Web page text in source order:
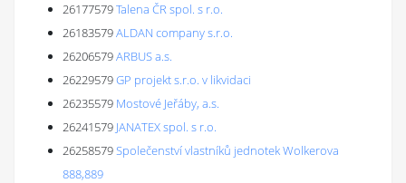
26177579Talena ČR spol. s r.o.
26183579ALDAN company s.r.o.
26206579ARBUS a.s.
26229579GP projekt s.r.o. v likvidaci
26235579 Mostové Jeřáby, a.s.
26241579 JANATEX spol. s r.o.
26258579Společenství vlastníků jednotek Wolkerova
888,889